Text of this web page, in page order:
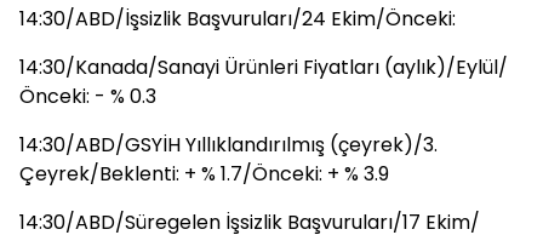
14:30/ABD/İşsizlik Başvuruları/24 Ekim/Önceki:
14:30/Kanada/Sanayi Ürünleri Fiyatları (aylık)/Eylül/
Önceki: - % 0.3
14:30/ABD/GSYİH Yıllıklandırılmış (çeyrek)/3.
Çeyrek/Beklenti: + % 1.7/Önceki: + % 3.9
14:30/ABD/Süregelen İşsizlik Başvuruları/17 Ekim/